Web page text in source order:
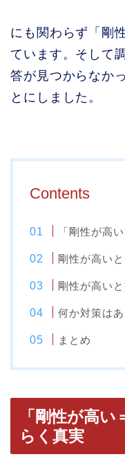
にも関わらず「剛
ています。そして
答が見つからなか
とにしました。
Contents
「剛性が高
剛性が高い
剛性が高い
何か対策は
まとめ
「剛性が高
らく真実